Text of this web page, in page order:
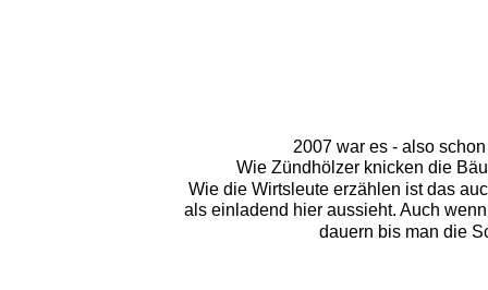
2007 war es - also
Wie Zündhölzer knicken die
Wie die Wirtsleute erzählen ist das
als einladend hier aussieht. Auch
dauern bis man die